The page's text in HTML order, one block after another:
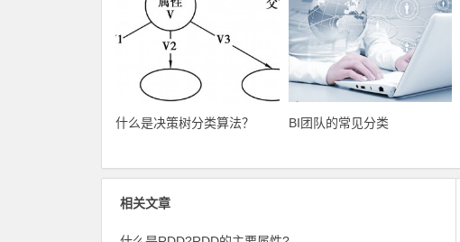
什么是决策树分类算法？ BI团队的常见分类
相关文章